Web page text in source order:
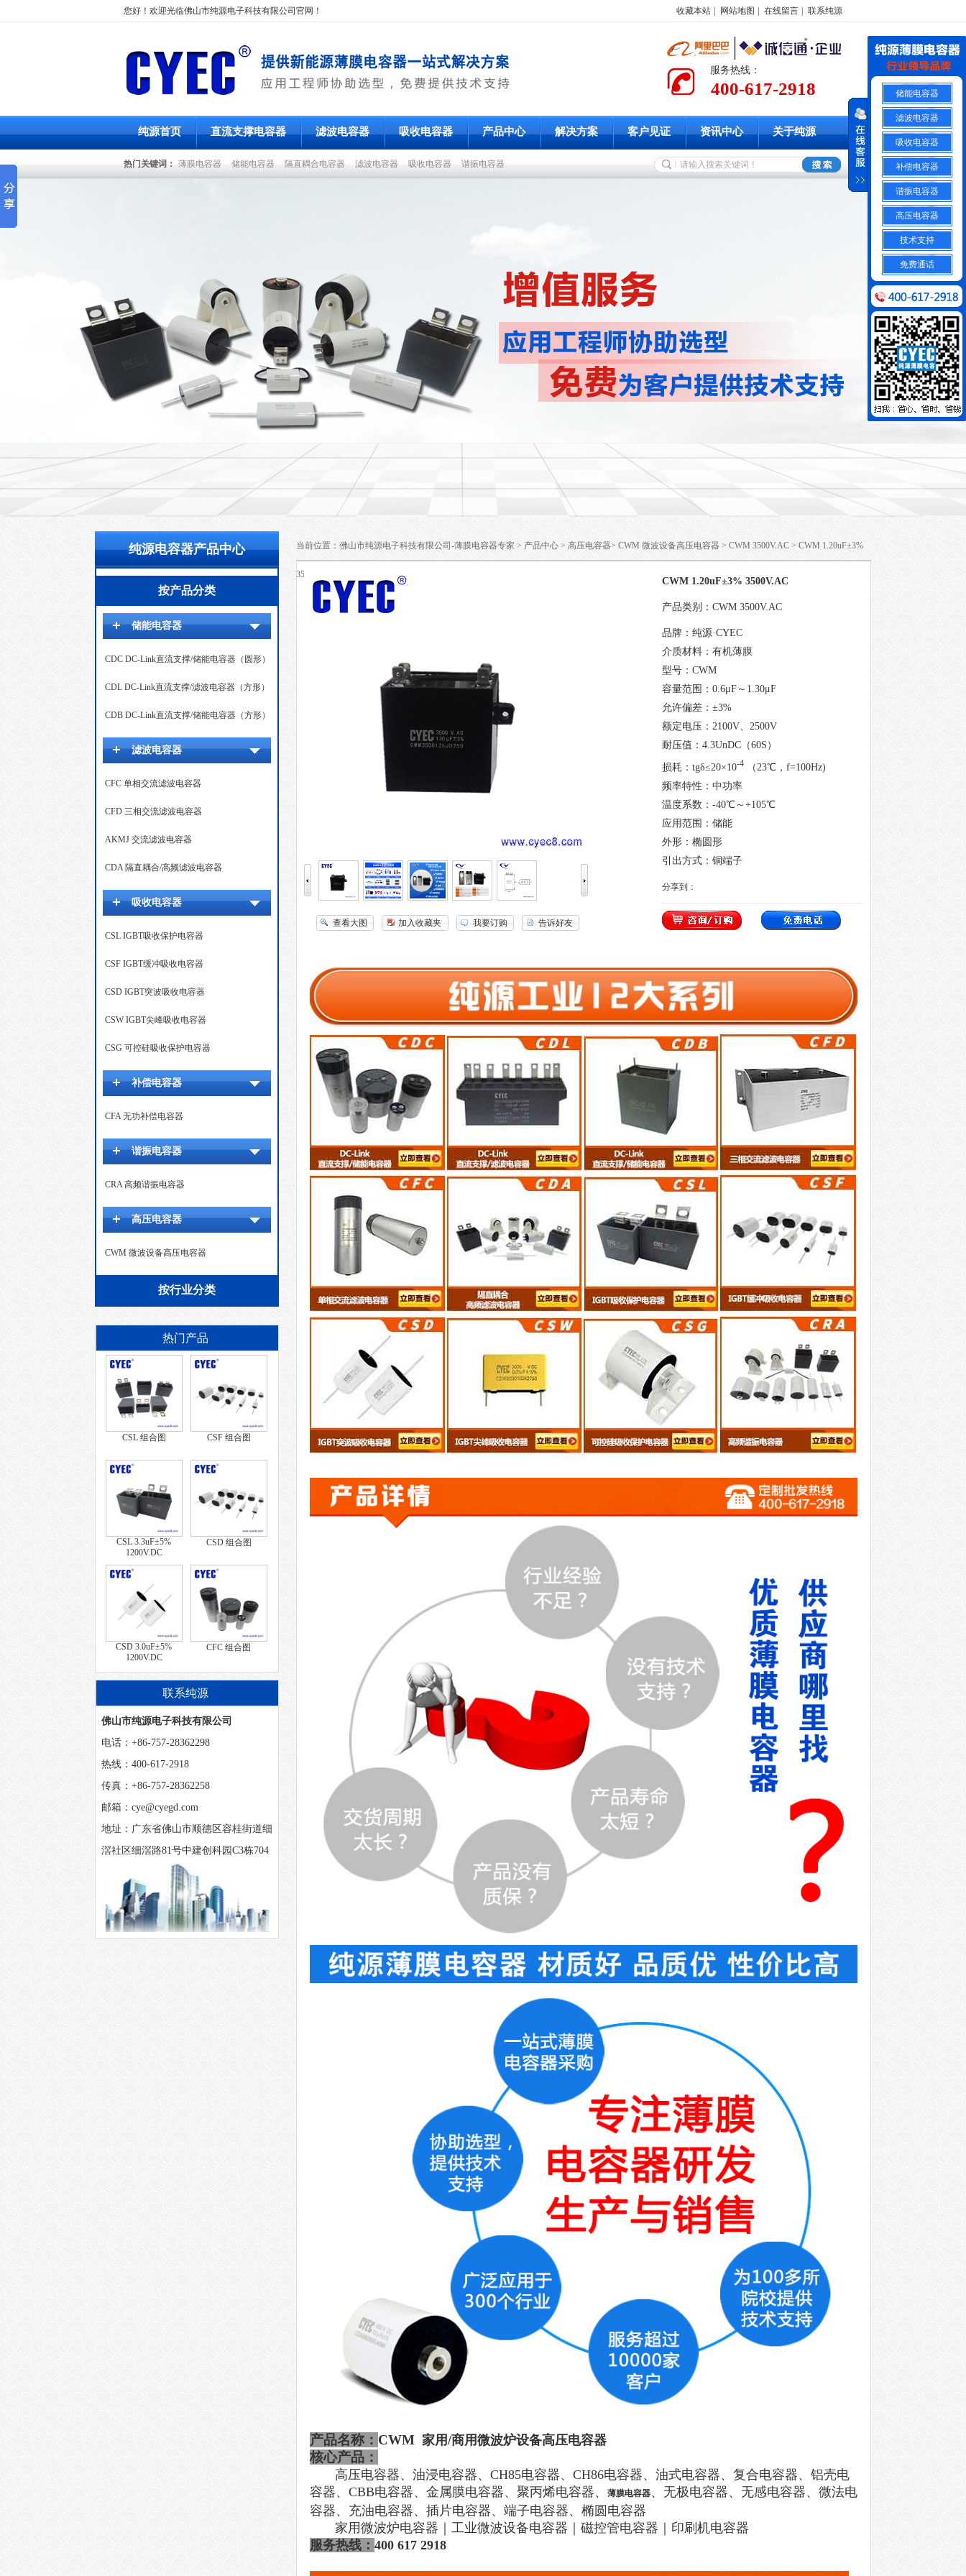
您好！欢迎光临佛山市纯源电子科技有限公司官网！ 收藏本站 网站地图 在线留言 联系纯源
服务热线：
400-617-2918
纯源首页 直流支撑电容器 滤波电容器 吸收电容器 产品中心 解决方案 客户见证 资讯中心 关于纯源
热门关键词： 薄膜电容器 储能电容器 隔直耦合电容器 滤波电容器 吸收电容器 谐振电容器
纯源电容器产品中心
按产品分类
储能电容器
CDC DC-Link直流支撑/储能电容器（圆形）
CDL DC-Link直流支撑/滤波电容器（方形）
CDB DC-Link直流支撑/储能电容器（方形）
滤波电容器
CFC 单相交流滤波电容器
CFD 三相交流滤波电容器
AKMJ 交流滤波电容器
CDA 隔直耦合/高频滤波电容器
吸收电容器
CSL IGBT吸收保护电容器
CSF IGBT缓冲吸收电容器
CSD IGBT突波吸收电容器
CSW IGBT尖峰吸收电容器
CSG 可控硅吸收保护电容器
补偿电容器
CFA 无功补偿电容器
谐振电容器
CRA 高频谐振电容器
高压电容器
CWM 微波设备高压电容器
按行业分类
热门产品
CSL 组合图 CSF 组合图
CSL 3.3uF±5%
1200V.DC
CSD 组合图
CSD 3.0uF±5%
1200V.DC
CFC 组合图
联系纯源
佛山市纯源电子科技有限公司
电话：+86-757-28362298
热线：400-617-2918
传真：+86-757-28362258
邮箱：cye@cyegd.com
地址：广东省佛山市顺德区容桂街道细
滘社区细滘路81号中建创科园C3栋704
当前位置： 佛山市纯源电子科技有限公司-薄膜电容器专家 > 产品中心 > 高压电容器> CWM 微波设备高压电容器 > CWM 3500V.AC > CWM 1.20uF±3%
3500V.AC
查看大图 加入收藏夹 我要订购 告诉好友
CWM 1.20uF±3% 3500V.AC
产品类别：CWM 3500V.AC
品牌：纯源·CYEC
介质材料：有机薄膜
型号：CWM
容量范围：0.6μF～1.30μF
允许偏差：±3%
额定电压：2100V、2500V
耐压值：4.3UnDC（60S）
损耗：tgδ≤20×10-4 （23℃，f=100Hz)
频率特性：中功率
温度系数：-40℃～+105℃
应用范围：储能
外形：椭圆形
引出方式：铜端子
分享到：
产品名称： CWM 家用/商用微波炉设备高压电容器
核心产品：
高压电容器、油浸电容器、CH85电容器、CH86电容器、油式电容器、复合电容器、铝壳电
容器、CBB电容器、金属膜电容器、聚丙烯电容器、
薄膜电容器、无极电容器、无感电容器、微法电
容器、充油电容器、插片电容器、端子电容器、椭圆电容器
家用微波炉电容器｜工业微波设备电容器｜磁控管电容器｜印刷机电容器
服务热线： 400 617 2918
储能电容器
滤波电容器
吸收电容器
补偿电容器
谐振电容器
高压电容器
技术支持
免费通话